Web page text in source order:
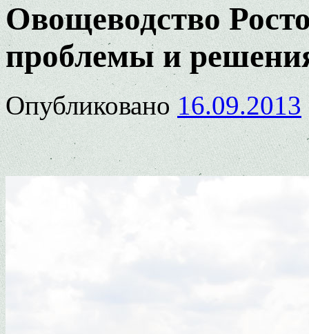
Овощеводство
проблемы и
Опубликовано 16.09.2013